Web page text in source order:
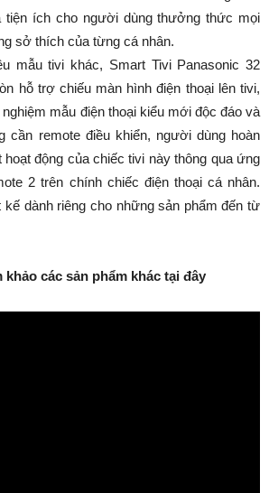
tiện ích cho người dùng thưởng thức mọi
sở thích của từng cá nhân.
mẫu tivi khác, Smart Tivi Panasonic 32
hỗ trợ chiếu màn hình điện thoại lên tivi,
mẫu điện thoại kiểu mới độc đáo và
cần remote điều khiển, người dùng hoàn
động của chiếc tivi này thông qua ứng
2 trên chính chiếc điện thoại cá nhân.
dành riêng cho những sản phẩm đến từ
khảo các sản phẩm khác tại đây